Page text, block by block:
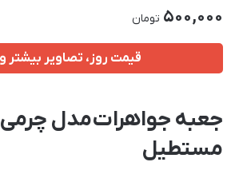
500,000 تومان
قیمت روز، تصاویر بیشتر
جعبه جواهرات مدل
مستطیل